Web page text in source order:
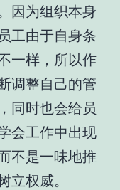
因为组织本身
工由于自身条
一样，所以作
调整自己的管
同时也会给员
会工作中出现
不是一味地推
立权威。